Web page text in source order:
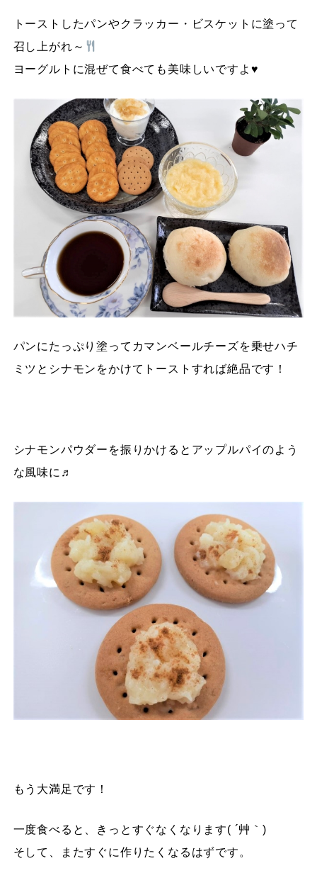
トーストしたパンやクラッカー・ビスケットに塗って
召し上がれ～
ヨーグルトに混ぜて食べても美味しいですよ♥
パンにたっぷり塗ってカマンベールチーズを乗せハチ
ミツとシナモンをかけてトーストすれば絶品です！
シナモンパウダーを振りかけるとアップルパイのよう
な風味に♬
もう大満足です！
一度食べると、きっとすぐなくなります( ´艸｀)
そして、またすぐに作りたくなるはずです。